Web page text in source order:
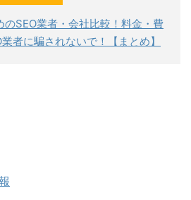
のSEO業者・会社比較！料金・費
者に騙されないで！【まとめ】